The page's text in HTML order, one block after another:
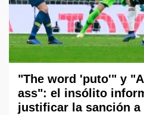
"The word 'puto'" y
ass": el insólito
justificar la sanción a